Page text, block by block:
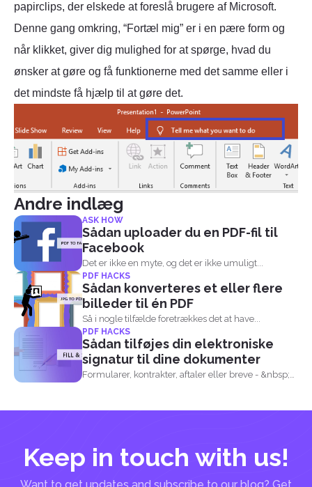
papirclips, der elskede at foreslå brugere af Microsoft.
Denne gang omkring, “Fortæl mig” er i en pære form og
når klikket, giver dig mulighed for at spørge, hvad du
ønsker at gøre og få funktionerne med det samme eller i
det mindste få hjælp til at gøre det.
Andre indlæg
ASK HOW
Sådan uploader du en PDF-fil til
Facebook
Det er ikke en myte, og det er ikke umuligt...
PDF HACKS
Sådan konverteres et eller flere
billeder til én PDF
Så i nogle tilfælde foretrækkes det at have...
PDF HACKS
Sådan tilføjes din elektroniske
signatur til dine dokumenter
Formularer, kontrakter, aftaler eller breve - &nbsp;
Keep in touch with us!